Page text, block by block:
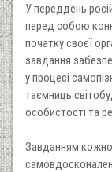
У переддень
перед собою
початку своєї
завдання
у процесі
таємниць
особистості та
Завданням